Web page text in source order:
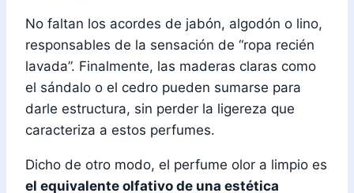
No faltan los acordes de jabón, algodón o lino,
responsables de la sensación de “ropa recién
lavada”. Finalmente, las maderas claras como
el sándalo o el cedro pueden sumarse para
darle estructura, sin perder la ligereza que
caracteriza a estos perfumes.
Dicho de otro modo, el perfume olor a limpio es
el equivalente olfativo de una estética